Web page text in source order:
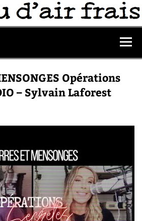
Opérations
– Sylvain Laforest